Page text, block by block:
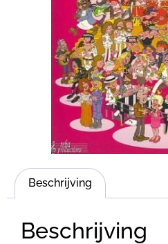
Beschrijving
Beschrijving